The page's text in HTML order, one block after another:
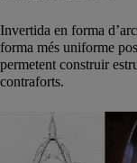
Invertida en forma
forma més uniforme
permetent construir
contraforts.